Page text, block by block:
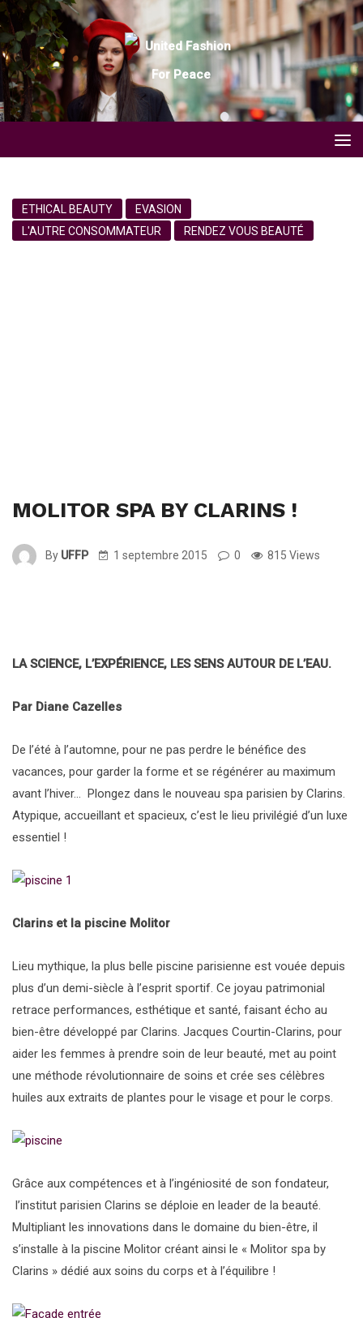
ETHICAL BEAUTY
EVASION
L'AUTRE CONSOMMATEUR
RENDEZ VOUS BEAUTÉ
MOLITOR SPA BY CLARINS !
By UFFP 1 septembre 2015 0 815 Views
LA SCIENCE, L’EXPÉRIENCE, LES SENS AUTOUR DE L’EAU.
Par Diane Cazelles
De l’été à l’automne, pour ne pas perdre le bénéfice des
vacances, pour garder la forme et se régénérer au maximum
avant l’hiver… Plongez dans le nouveau spa parisien by Clarins.
Atypique, accueillant et spacieux, c’est le lieu privilégié d’un luxe
essentiel !
Clarins et la piscine Molitor
Lieu mythique, la plus belle piscine parisienne est vouée depuis
plus d’un demi-siècle à l’esprit sportif. Ce joyau patrimonial
retrace performances, esthétique et santé, faisant écho au
bien-être développé par Clarins. Jacques Courtin-Clarins, pour
aider les femmes à prendre soin de leur beauté, met au point
une méthode révolutionnaire de soins et crée ses célèbres
huiles aux extraits de plantes pour le visage et pour le corps.
Grâce aux compétences et à l’ingéniosité de son fondateur,
l’institut parisien Clarins se déploie en leader de la beauté.
Multipliant les innovations dans le domaine du bien-être, il
s’installe à la piscine Molitor créant ainsi le « Molitor spa by
Clarins » dédié aux soins du corps et à l’équilibre !